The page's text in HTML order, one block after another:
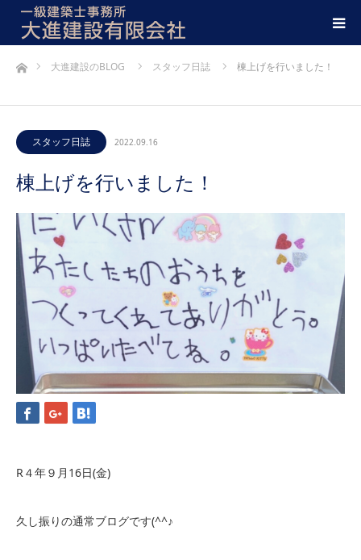
ホーム大進建設のBLOG スタッフ日誌 棟上げを行いました！
スタッフ日誌 2022.09.16
棟上げを行いました！
R４年９月16日(金)
久し振りの通常ブログです(^^♪